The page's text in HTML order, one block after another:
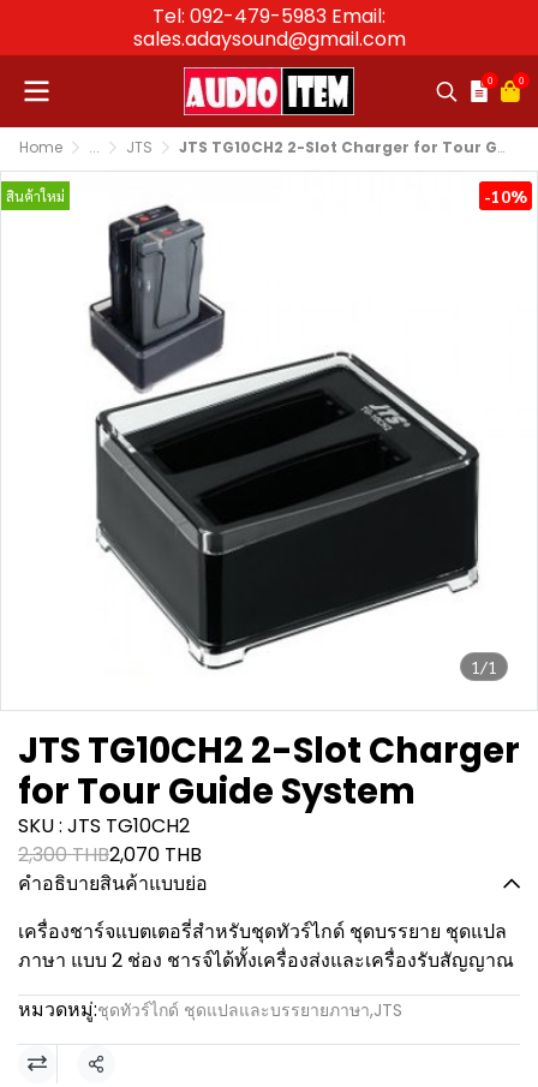
Tel: 092-479-5983 Email:
sales.adaysound@gmail.com
0 0
Home ... JTS JTS TG10CH2 2-Slot Charger for Tour Guide System
1/1
สินค้าใหม่ -10%
JTS TG10CH2 2-Slot Charger
for Tour Guide System
SKU : JTS TG10CH2
2,300 THB2,070 THB
คำอธิบายสินค้าแบบย่อ
เครื่องชาร์จแบตเตอรี่สำหรับชุดทัวร์ไกด์ ชุดบรรยาย ชุดแปล
ภาษา แบบ 2 ช่อง ชารจ์ได้ทั้งเครื่องส่งและเครื่องรับสัญญาณ
หมวดหมู่:ชุดทัวร์ไกด์ ชุดแปลและบรรยายภาษา,JTS
แชร์